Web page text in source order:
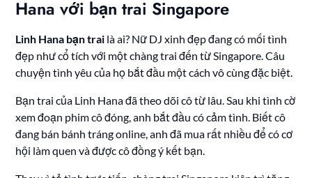
Hana với bạn trai Singapore
Linh Hana bạn trai là ai? Nữ DJ xinh đẹp đang có mối tình
đẹp như cổ tích với một chàng trai đến từ Singapore. Câu
chuyện tình yêu của họ bắt đầu một cách vô cùng đặc biệt.
Bạn trai của Linh Hana đã theo dõi cô từ lâu. Sau khi tình cờ
xem đoạn phim cô đóng, anh bắt đầu có cảm tình. Biết cô
đang bán bánh tráng online, anh đã mua rất nhiều để có cơ
hội làm quen và được cô đồng ý kết bạn.